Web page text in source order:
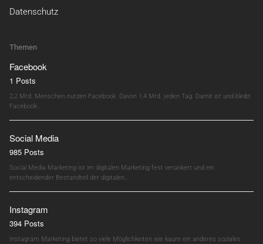
Datenschutz
Themen
Facebook
1 Posts
2,2 Mrd. Menschen nutzen Facebook. Davon 1,4 Mrd. jeden Tag. Damit ist und bleibt
Facebook…
Social Media
985 Posts
Social Media Marketing ist im digitalen Marketing fest verankert und ein
entscheidender Bestandteil der digitalen…
Instagram
394 Posts
Instagram Marketing bietet so viele Möglichkeiten wie kaum ein anderes soziales